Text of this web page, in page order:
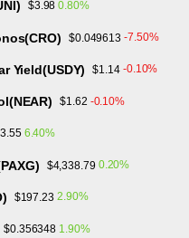
$3.98 0.80%
$0.049613 -7.50%
Yield(USDY) $1.14 -0.10%
$1.62 -0.10%
6.40%
$4,338.79 0.20%
$197.23 2.90%
$0.356348 1.90%